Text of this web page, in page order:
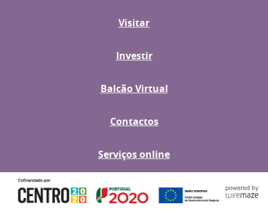
Visitar
Investir
Balcão Virtual
Contactos
Serviços online